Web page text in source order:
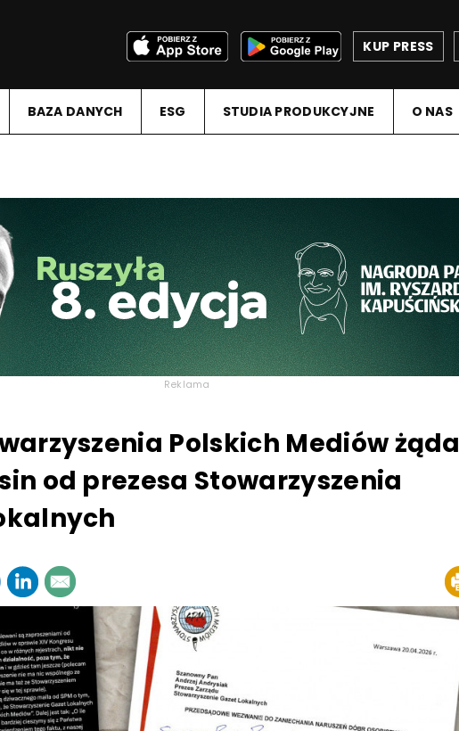
KUP PRESS
BAZA DANYCH ESG STUDIA PRODUKCYJNE O NAS
Reklama
Polskich Mediów żąda
od prezesa Stowarzyszenia